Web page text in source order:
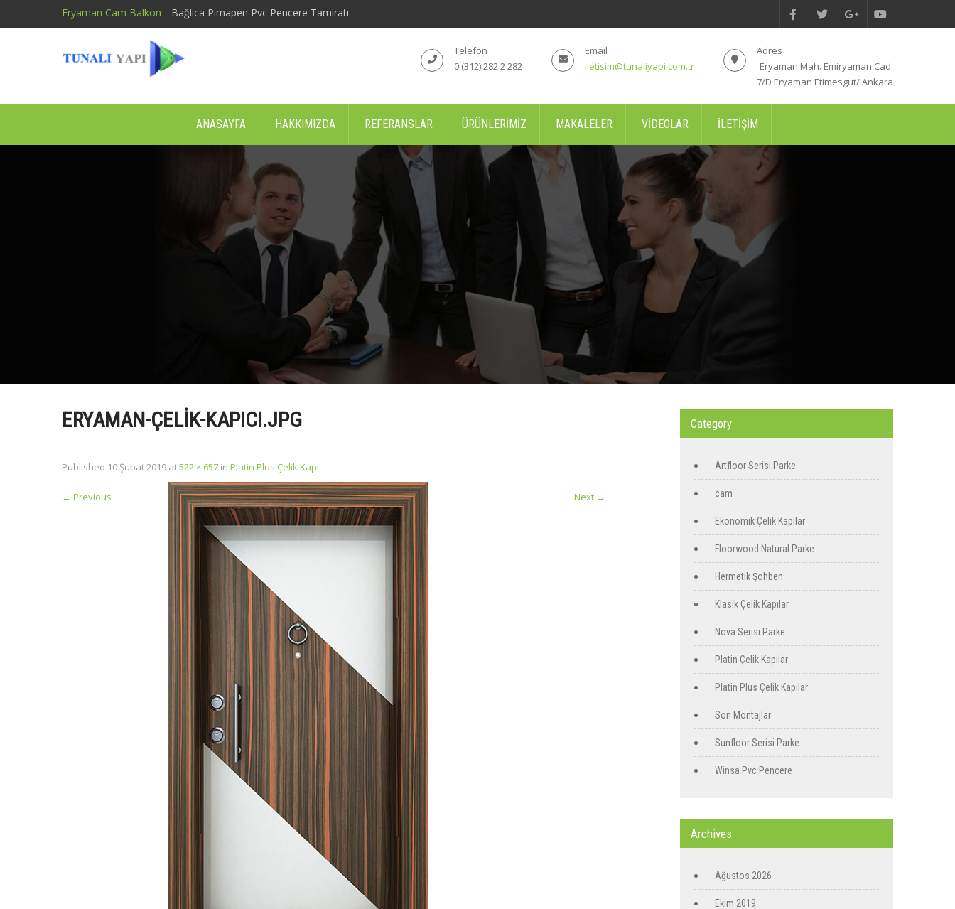
Eryaman Cam Balkon Bağlıca Pimapen Pvc Pencere Tamiratı
Adres
Eryaman Mah. Emiryaman Cad.
7/D Eryaman Etimesgut/ Ankara
Email
iletisim@tunaliyapi.com.tr
Telefon
0 (312) 282 2 282
ANASAYFA HAKKIMIZDA REFERANSLAR ÜRÜNLERIMIZ MAKALELER VIDEOLAR İLETIŞIM
ERYAMAN-ÇELIK-KAPICI.JPG
Published 10 Şubat 2019 at522 × 657 in Platin Plus Çelik Kapı
← Previous Next →
Category
Artfloor Serisi Parke
cam
Ekonomik Çelik Kapılar
Floorwood Natural Parke
Hermetik Şohben
Klasik Çelik Kapılar
Nova Serisi Parke
Platin Çelik Kapılar
Platin Plus Çelik Kapılar
Son Montajlar
Sunfloor Serisi Parke
Winsa Pvc Pencere
Archives
Ağustos 2026
Ekim 2019